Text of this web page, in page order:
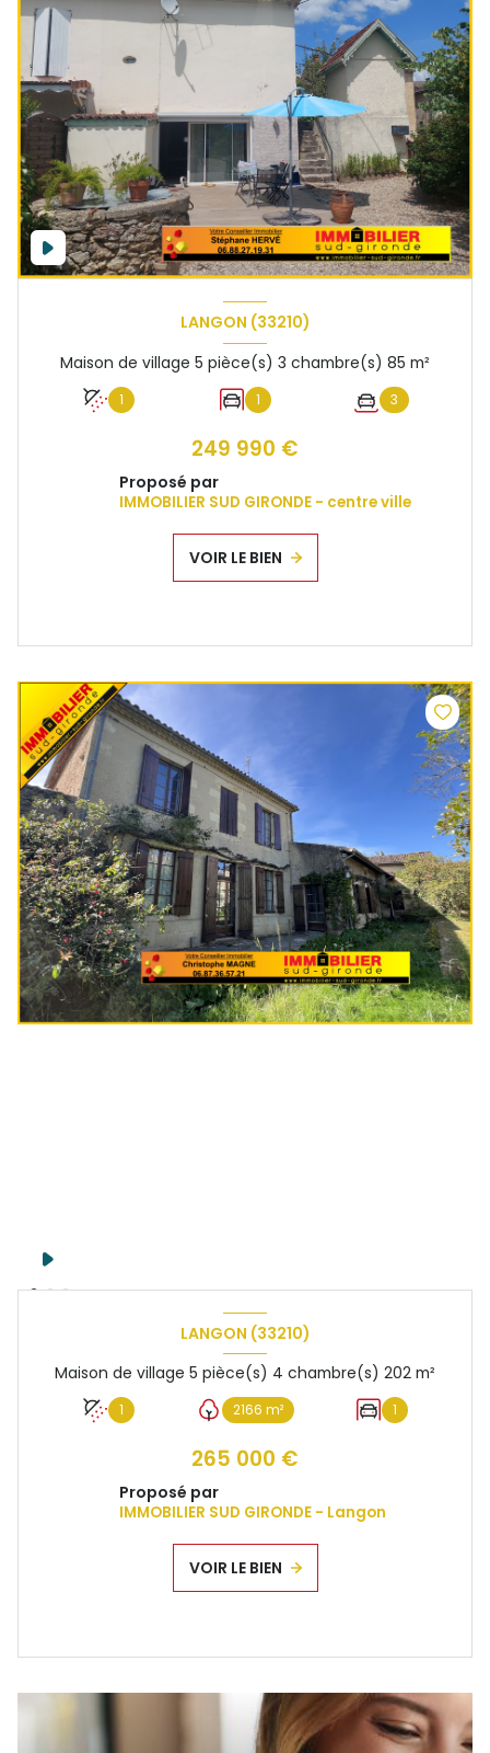
LANGON (33210)
Maison de village 5 pièce(s) 3 chambre(s) 85 m²
1 1 3
249 990 €
Proposé par
IMMOBILIER SUD GIRONDE - centre ville
VOIR LE BIEN
LANGON (33210)
Maison de village 5 pièce(s) 4 chambre(s) 202 m²
1 2166 m² 1
265 000 €
Proposé par
IMMOBILIER SUD GIRONDE - Langon
VOIR LE BIEN